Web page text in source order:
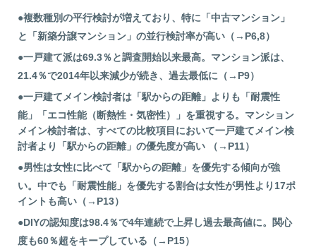
●複数種別の平行検討が増えており、特に「中古マンション」
と「新築分譲マンション」の並行検討率が高い（→P6,8）
●一戸建て派は69.3％と調査開始以来最高。マンション派は、
21.4％で2014年以来減少が続き、過去最低に（→P9）
●一戸建てメイン検討者は「駅からの距離」よりも「耐震性
能」「エコ性能（断熱性・気密性）」を重視する。マンション
メイン検討者は、すべての比較項目において一戸建てメイン検
討者より「駅からの距離」の優先度が高い （→P11）
●男性は女性に比べて「駅からの距離」を優先する傾向が強
い。中でも「耐震性能」を優先する割合は女性が男性より17ポ
イントも高い（→P13）
●DIYの認知度は98.4％で4年連続で上昇し過去最高値に。関心
度も60％超をキープしている（→P15）